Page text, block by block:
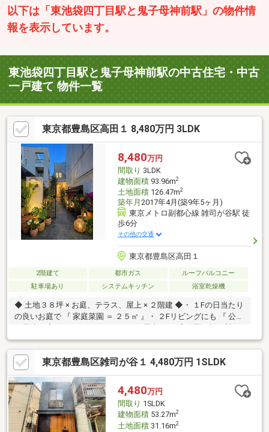
以下は「東池袋四丁目駅と鬼子母神前駅」の物件情
報を表示しています。
東池袋四丁目駅と鬼子母神前駅の中古住宅・中古
一戸建て 物件一覧
東京都豊島区高田１ 8,480万円 3LDK
8,480万円
間取り 3LDK
建物面積93.96m2
土地面積126.47m2
築年月 2017年4月(築9年5ヶ月)
東京メトロ副都心線 雑司が谷駅 徒
歩6分
その他の交通
東京都豊島区高田１
2階建て 都市ガス
ルーフバルコニー
駐車場あり
システムキッチン 浴室乾燥機
◆ 土地３８坪 × お庭、テラス、屋上 × ２階建 ◆・ １Fの日当たり
の良いお庭で 『 家庭菜園 ＝ ２５㎡ 』・ ２Fリビングにも 『 公園
展望テラス ＝ ２３㎡ 』◆ 住まいを含めた『 生活空間有効面積
= 約１５６㎡ 』 ◆・天井から光そそぐ吹き抜けのある玄関。・新
築同様の清潔感を感じさせる築８年の住宅。・間取り４LDKへの
変更など。ご希望をまずはご相談ください。◆ 空室につきお客様
のご希望の沿って室内をご見学いただけます ◆-23区限定でご自
宅から物件までお車の送迎サービスも実施-
東京都豊島区雑司が谷１ 4,480万円 1SLDK
4,480万円
間取り 1SLDK
建物面積53.27m2
土地面積31.16m2